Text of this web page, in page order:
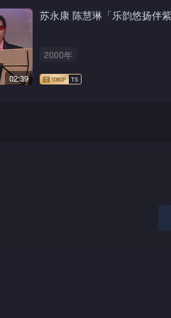
02:39
苏永康 陈慧琳「乐韵悠扬伴紫
2000年